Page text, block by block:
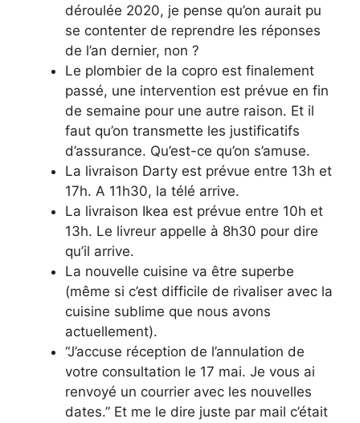
déroulée 2020, je pense qu’on aurait pu
se contenter de reprendre les réponses
de l’an dernier, non ?
Le plombier de la copro est finalement
passé, une intervention est prévue en fin
de semaine pour une autre raison. Et il
faut qu’on transmette les justificatifs
d’assurance. Qu’est-ce qu’on s’amuse.
La livraison Darty est prévue entre 13h et
17h. A 11h30, la télé arrive.
La livraison Ikea est prévue entre 10h et
13h. Le livreur appelle à 8h30 pour dire
qu’il arrive.
La nouvelle cuisine va être superbe
(même si c’est difficile de rivaliser avec la
cuisine sublime que nous avons
actuellement).
“J’accuse réception de l’annulation de
votre consultation le 17 mai. Je vous ai
renvoyé un courrier avec les nouvelles
dates.” Et me le dire juste par mail c’était